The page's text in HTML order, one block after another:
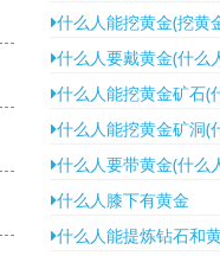
什么人能挖黄金(挖黄
什么人要戴黄金(什么
什么人能挖黄金矿石(
什么人能挖黄金矿洞(
什么人要带黄金(什么
什么人膝下有黄金
什么人能提炼钻石和